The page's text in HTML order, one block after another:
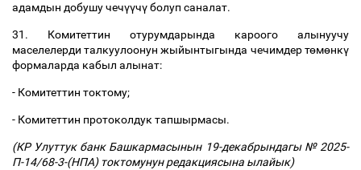
адамдын добушу чечүүчүболуп саналат.
31. Комитеттин отурумдарында кароого алынуучу
маселелерди талкуулоонун жыйынтыгында чечимдер төмөнкү
формаларда кабыл алынат:
- Комитеттин токтому;
- Комитеттин протоколдук тапшырмасы.
(КР Улуттук банк Башкармасынын 19-декабрындагы № 2025-
П-14/68-3-(НПА) токтомунун редакциясына ылайык)